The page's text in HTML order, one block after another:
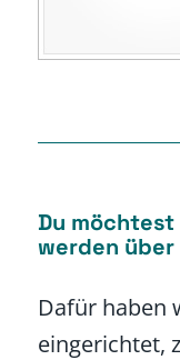
Du
werden über
Dafür haben
eingerichtet,